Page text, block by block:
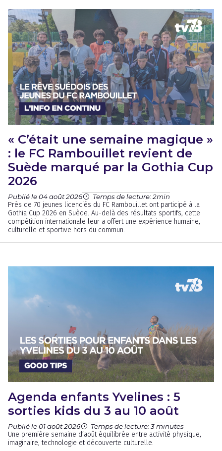
« C’était une semaine magique »
: le FC Rambouillet revient de
Suède marqué par la Gothia Cup
2026
Publié le 04 août 2026 Temps de lecture: 2min
Près de 70 jeunes licenciés du FC Rambouillet ont participé à la
Gothia Cup 2026 en Suède. Au-delà des résultats sportifs, cette
compétition internationale leur a offert une expérience humaine,
culturelle et sportive hors du commun.
Agenda enfants Yvelines : 5
sorties kids du 3 au 10 août
Publié le 01 août 2026 Temps de lecture: 3 minutes
Une première semaine d’août équilibrée entre activité physique,
imaginaire, technologie et découverte culturelle.